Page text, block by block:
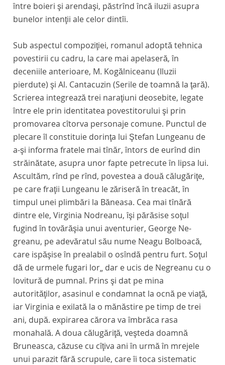
între boieri şi arendaşi, păstrînd încă iluzii asupra
bunelor intenţii ale celor dintîi.
Sub aspectul compoziţiei, romanul adoptă tehnica
povestirii cu cadru, la care mai apelaseră, în
deceniile anterioare, M. Kogălniceanu (Iluzii
pierdute) şi Al. Cantacuzin (Serile de toamnă la ţară).
Scrierea integrează trei naraţiuni deosebite, legate
între ele prin identitatea povestitorului şi prin
promovarea cîtorva personaje comune. Punctul de
plecare îl constituie dorinţa lui Ştefan Lungeanu de
a-şi informa fratele mai tînăr, întors de eurînd din
străinătate, asupra unor fapte petrecute în lipsa lui.
Ascultăm, rînd pe rînd, povestea a două călugăriţe,
pe care fraţii Lungeanu Ie zăriseră în treacăt, în
timpul unei plimbări la Băneasa. Cea mai tînără
dintre ele, Virginia Nodreanu, îşi părăsise soţul
fugind în tovărăşia unui aventurier, George Ne-
greanu, pe adevăratul său nume Neagu Bolboacă,
care ispăşise în prealabil o osîndă pentru furt. Soţul
dă de urmele fugari lor„ dar e ucis de Negreanu cu o
lovitură de pumnal. Prins şi dat pe mina
autorităţilor, asasinul e condamnat la ocnă pe viaţă,
iar Virginia e exilată la o mănăstire pe timp de trei
ani, după. expirarea cărora va îmbrăca rasa
monahală. A doua călugăriţă, veşteda doamnă
Bruneasca, căzuse cu cîţiva ani în urmă în mrejele
unui parazit fără scrupule, care îi toca sistematic